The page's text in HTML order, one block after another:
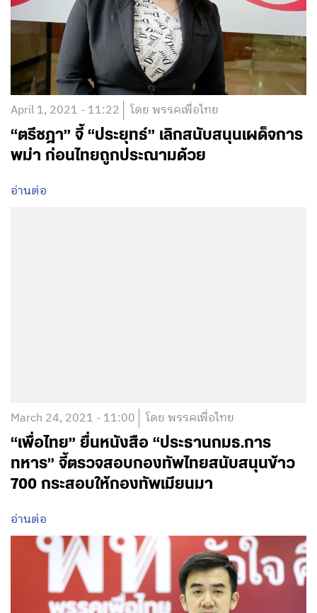
April 1, 2021 - 11:22 โดย พรรคเพื่อไทย
“ตรีชฎา” จี้ “ประยุทธ์” เลิกสนับสนุนเผด็จการ
พม่า ก่อนไทยถูกประณามด้วย
อ่านต่อ
March 24, 2021 - 11:00 โดย พรรคเพื่อไทย
“เพื่อไทย” ยื่นหนังสือ “ประธานกมธ.การ
ทหาร” จี้ตรวจสอบกองทัพไทยสนับสนุนข้าว
700 กระสอบให้กองทัพเมียนมา
อ่านต่อ